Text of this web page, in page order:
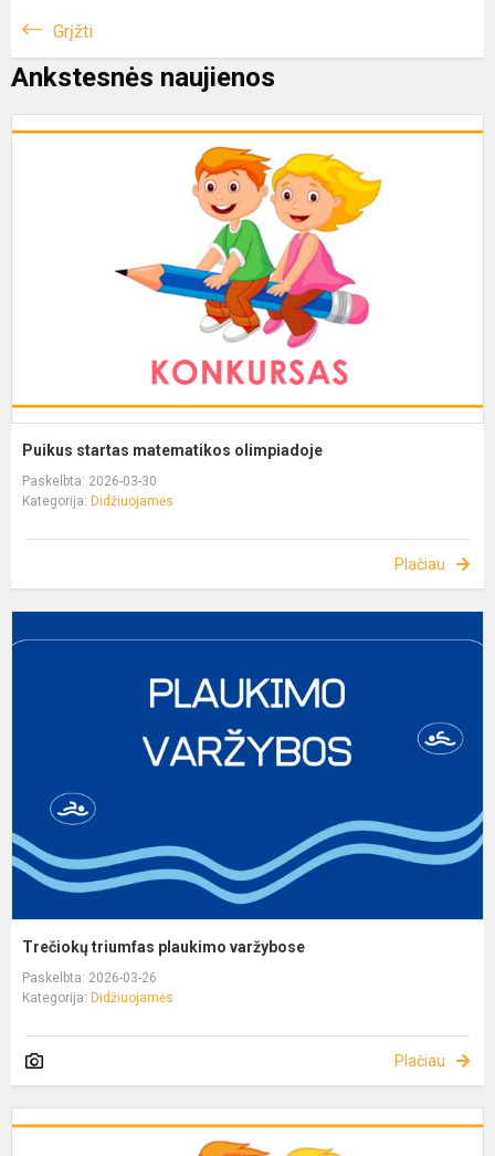
Grįžti
Ankstesnės naujienos
Puikus startas matematikos olimpiadoje
Paskelbta: 2026-03-30
Kategorija: Didžiuojamės
Plačiau
Trečiokų triumfas plaukimo varžybose
Paskelbta: 2026-03-26
Kategorija: Didžiuojamės
Plačiau